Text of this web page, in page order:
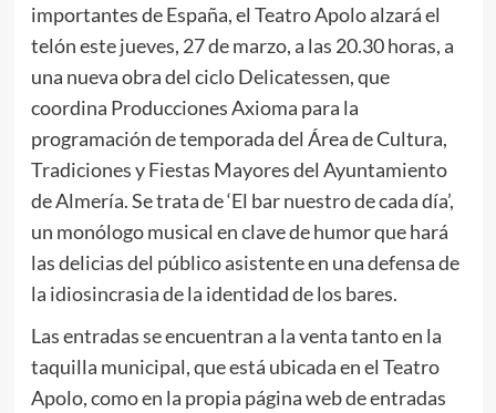
importantes de España, el Teatro Apolo alzará el
telón este jueves, 27 de marzo, a las 20.30 horas, a
una nueva obra del ciclo Delicatessen, que
coordina Producciones Axioma para la
programación de temporada del Área de Cultura,
Tradiciones y Fiestas Mayores del Ayuntamiento
de Almería. Se trata de ‘El bar nuestro de cada día’,
un monólogo musical en clave de humor que hará
las delicias del público asistente en una defensa de
la idiosincrasia de la identidad de los bares.
Las entradas se encuentran a la venta tanto en la
taquilla municipal, que está ubicada en el Teatro
Apolo, como en la propia página web de entradas